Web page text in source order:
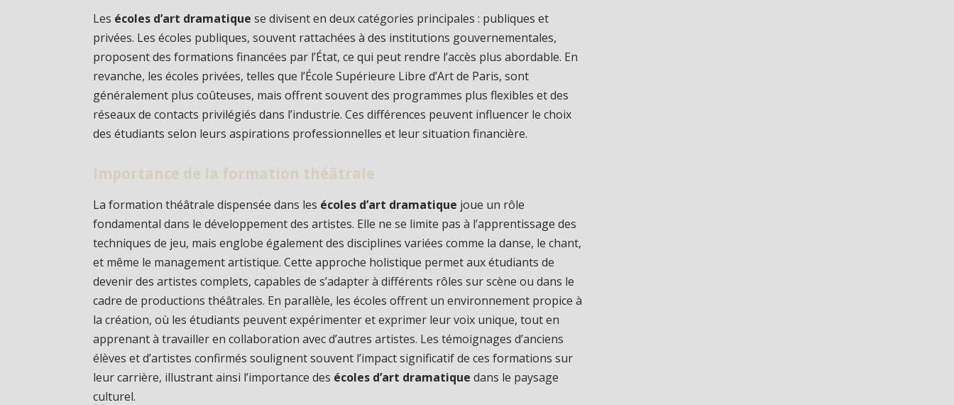
Les écoles d’art dramatique se divisent en deux catégories principales : publiques et
privées. Les écoles publiques, souvent rattachées à des institutions gouvernementales,
proposent des formations financées par l’État, ce qui peut rendre l’accès plus abordable. En
revanche, les écoles privées, telles que l’École Supérieure Libre d’Art de Paris, sont
généralement plus coûteuses, mais offrent souvent des programmes plus flexibles et des
réseaux de contacts privilégiés dans l’industrie. Ces différences peuvent influencer le choix
des étudiants selon leurs aspirations professionnelles et leur situation financière.
Importance de la formation théâtrale
La formation théâtrale dispensée dans les écoles d’art dramatique joue un rôle
fondamental dans le développement des artistes. Elle ne se limite pas à l’apprentissage des
techniques de jeu, mais englobe également des disciplines variées comme la danse, le chant,
et même le management artistique. Cette approche holistique permet aux étudiants de
devenir des artistes complets, capables de s’adapter à différents rôles sur scène ou dans le
cadre de productions théâtrales. En parallèle, les écoles offrent un environnement propice à
la création, où les étudiants peuvent expérimenter et exprimer leur voix unique, tout en
apprenant à travailler en collaboration avec d’autres artistes. Les témoignages d’anciens
élèves et d’artistes confirmés soulignent souvent l’impact significatif de ces formations sur
leur carrière, illustrant ainsi l’importance des écoles d’art dramatique dans le paysage
culturel.